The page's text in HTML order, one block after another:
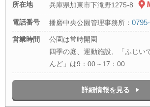
所在地 兵庫県加東市下滝野1275-8
電話番号 播磨中央公園管理事務所：
営業時間
公園は常時開園
四季の庭、運動施設、「ふじい
んど」は9：00～17：00
詳細情報を見る